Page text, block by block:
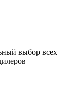
выбор всех